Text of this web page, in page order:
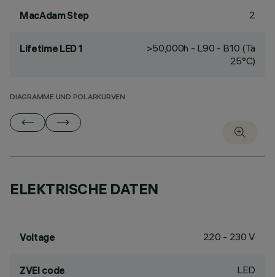
MacAdam Step 2
Lifetime LED 1
>50,000h - L90 - B10 (Ta
25°C)
DIAGRAMME UND POLARKURVEN
ELEKTRISCHE DATEN
Voltage 220 - 230 V
ZVEI code LED